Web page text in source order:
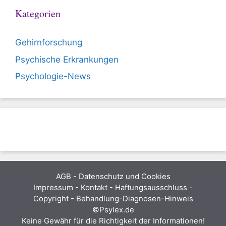
Kategorien
Gehirnforschung
Psychische Erkrankungen
Psychologie-News
AGB - Datenschutz und Cookies
Impressum - Kontakt - Haftungsausschluss -
Copyright - Behandlung-Diagnosen-Hinweis
©Psylex.de
Keine Gewähr für die Richtigkeit der Informationen!